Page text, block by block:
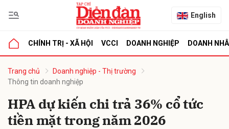
English
CHÍNH TRỊ - XÃ HỘI VCCI DOANH NGHIỆP DOANH
Trang chủ
Doanh nghiệp - Thị trường
Thông tin doanh nghiệp
HPA dự kiến chi trả 36% cổ tức
tiền mặt trong năm 2026
luận